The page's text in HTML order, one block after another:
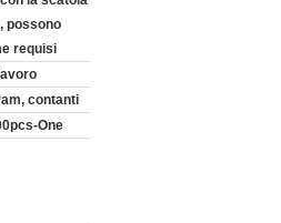
possono
requisi
contanti
One